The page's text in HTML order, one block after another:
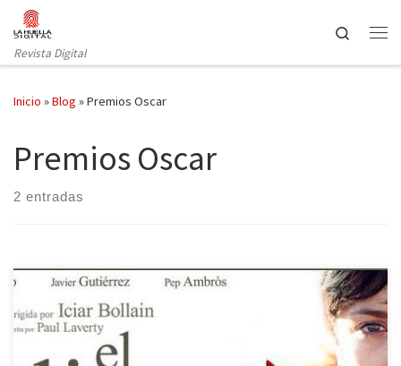
Saltar al contenido
Revista Digital
Search
Inicio »Blog »Premios Oscar
Premios Oscar
2 entradas
La candidatura definitiva se anunciará el 7 de septiembre,